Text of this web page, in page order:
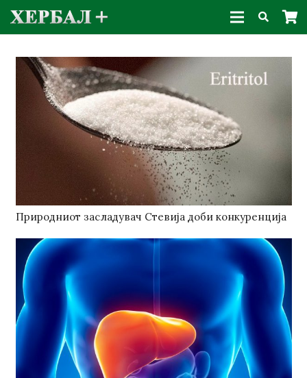
Природниот засладувач Стевија доби конкуренција